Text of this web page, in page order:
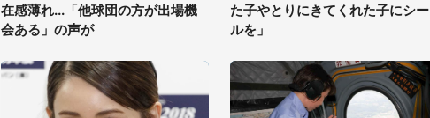
在感薄れ...「他球団の方が出場機
会ある」の声が
た子やとりにきてくれた子にシー
ルを」